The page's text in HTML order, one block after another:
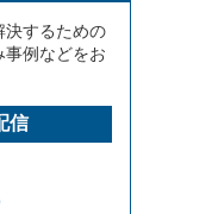
決するための
事例などをお
信